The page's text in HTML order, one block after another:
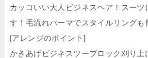
カッコいい大人ビジネスヘア！スーツ
す！毛流れパーマでスタイルリングも
[アレンジのポイント]
かきあげビジネスツーブロック刈り上